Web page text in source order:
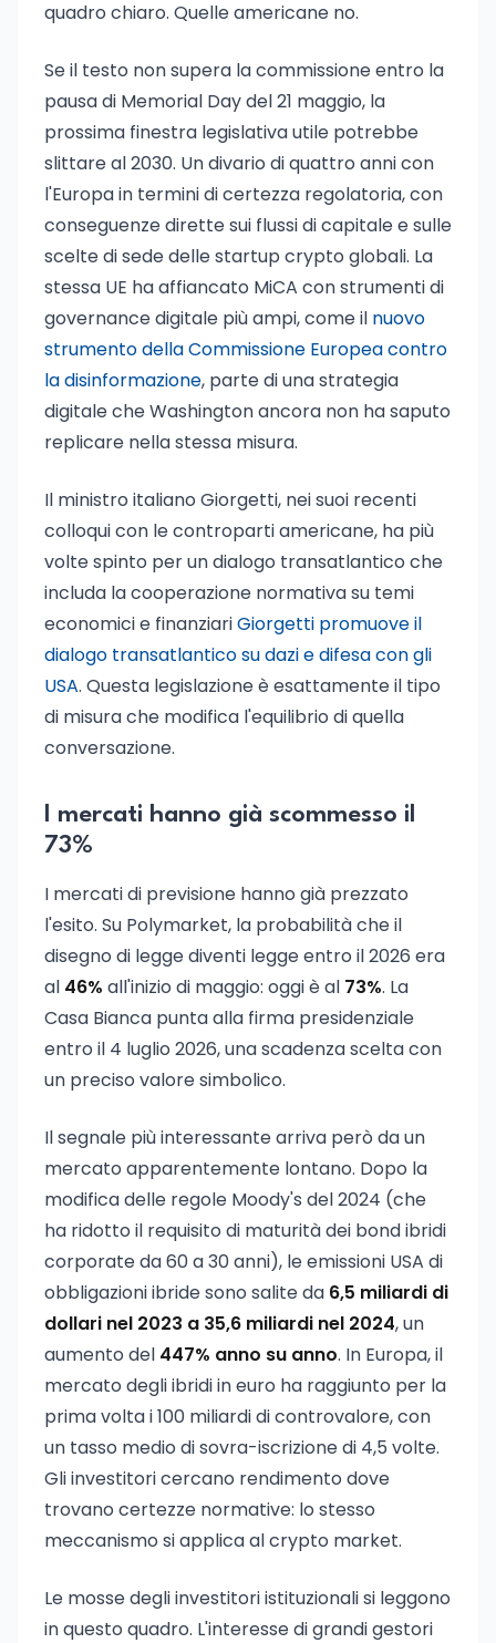
quadro chiaro. Quelle americane no.
Se il testo non supera la commissione entro la
pausa di Memorial Day del 21 maggio, la
prossima finestra legislativa utile potrebbe
slittare al 2030. Un divario di quattro anni con
l'Europa in termini di certezza regolatoria, con
conseguenze dirette sui flussi di capitale e sulle
scelte di sede delle startup crypto globali. La
stessa UE ha affiancato MiCA con strumenti di
governance digitale più ampi, come il nuovo
strumento della Commissione Europea contro
la disinformazione, parte di una strategia
digitale che Washington ancora non ha saputo
replicare nella stessa misura.
Il ministro italiano Giorgetti, nei suoi recenti
colloqui con le controparti americane, ha più
volte spinto per un dialogo transatlantico che
includa la cooperazione normativa su temi
economici e finanziariGiorgetti promuove il
dialogo transatlantico su dazi e difesa con gli
USA. Questa legislazione è esattamente il tipo
di misura che modifica l'equilibrio di quella
conversazione.
I mercati hanno già scommesso il
73%
I mercati di previsione hanno già prezzato
l'esito. Su Polymarket, la probabilità che il
disegno di legge diventi legge entro il 2026 era
al 46% all'inizio di maggio: oggi è al 73%. La
Casa Bianca punta alla firma presidenziale
entro il 4 luglio 2026, una scadenza scelta con
un preciso valore simbolico.
Il segnale più interessante arriva però da un
mercato apparentemente lontano. Dopo la
modifica delle regole Moody's del 2024 (che
ha ridotto il requisito di maturità dei bond ibridi
corporate da 60 a 30 anni), le emissioni USA di
obbligazioni ibride sono salite da 6,5 miliardi di
dollari nel 2023 a 35,6 miliardi nel 2024, un
aumento del 447% anno su anno. In Europa, il
mercato degli ibridi in euro ha raggiunto per la
prima volta i 100 miliardi di controvalore, con
un tasso medio di sovra-iscrizione di 4,5 volte.
Gli investitori cercano rendimento dove
trovano certezze normative: lo stesso
meccanismo si applica al crypto market.
Le mosse degli investitori istituzionali si leggono
in questo quadro. L'interesse di grandi gestori